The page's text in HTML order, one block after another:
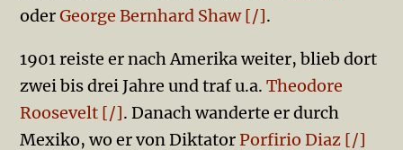
oderGeorge Bernhard Shaw [/].
1901 reiste er nach Amerika weiter, blieb dort
zwei bis drei Jahre und traf u.a.Theodore
Roosevelt [/]. Danach wanderte er durch
Mexiko, wo er von DiktatorPorfirio Diaz [/]